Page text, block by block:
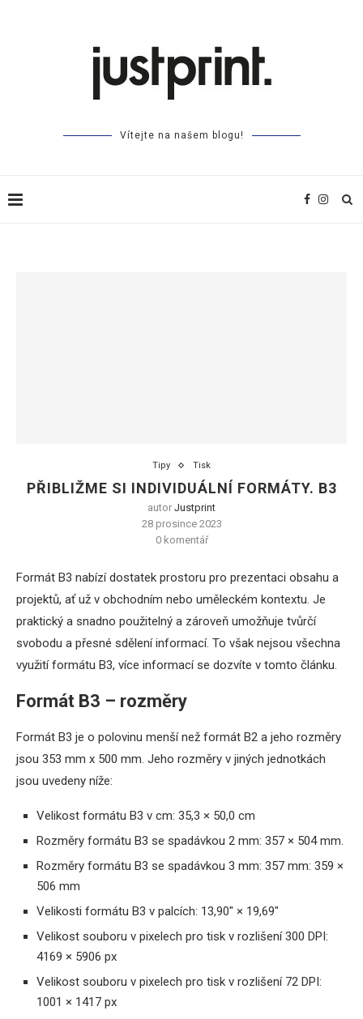
Vítejte na našem blogu!
Tipy Tisk
PŘIBLIŽME SI INDIVIDUÁLNÍ FORMÁTY. B3
autor Justprint
28 prosince 2023
0 komentář
Formát B3 nabízí dostatek prostoru pro prezentaci obsahu a
projektů, ať už v obchodním nebo uměleckém kontextu. Je
praktický a snadno použitelný a zároveň umožňuje tvůrčí
svobodu a přesné sdělení informací. To však nejsou všechna
využití formátu B3, více informací se dozvíte v tomto článku.
Formát B3 – rozměry
Formát B3 je o polovinu menší než formát B2 a jeho rozměry
jsou 353 mm x 500 mm. Jeho rozměry v jiných jednotkách
jsou uvedeny níže:
Velikost formátu B3 v cm: 35,3 × 50,0 cm
Rozměry formátu B3 se spadávkou 2 mm: 357 × 504 mm.
Rozměry formátu B3 se spadávkou 3 mm: 357 mm: 359 ×
506 mm
Velikosti formátu B3 v palcích: 13,90″ × 19,69″
Velikost souboru v pixelech pro tisk v rozlišení 300 DPI:
4169 × 5906 px
Velikost souboru v pixelech pro tisk v rozlišení 72 DPI:
1001 × 1417 px